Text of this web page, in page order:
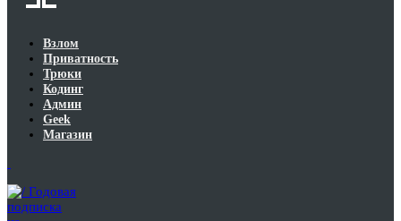
Взлом
Приватность
Трюки
Кодинг
Админ
Geek
Магазин
Годовая
подписка